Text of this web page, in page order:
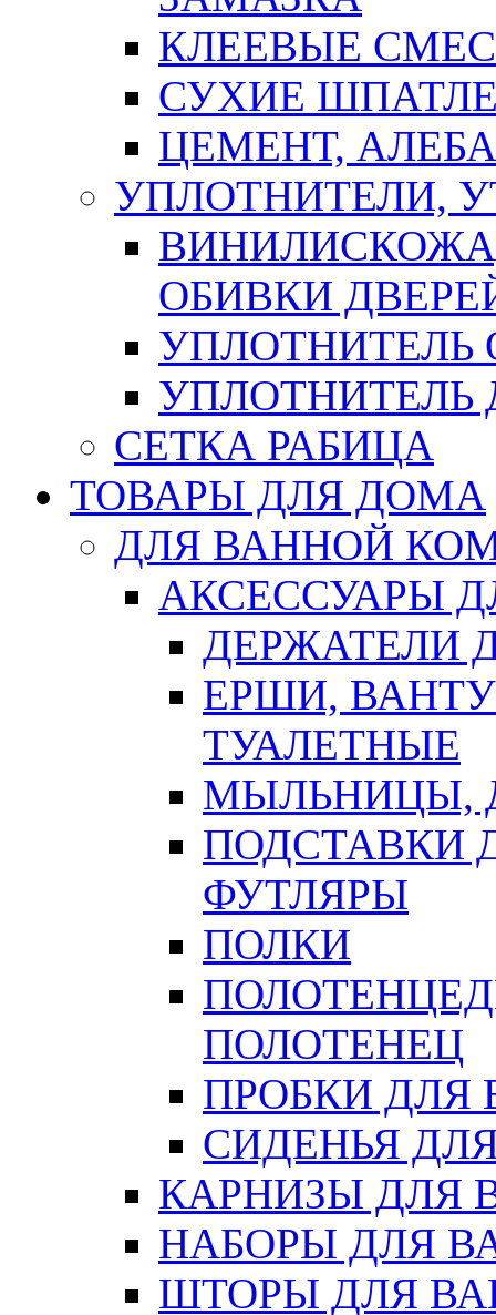
КЛЕЕВЫЕ
СУХИЕ
ЦЕМЕНТ,
УПЛОТНИТЕЛИ,
ОБИВКИ
УПЛОТНИТЕЛЬ
СЕТКА РАБИЦА
ТОВАРЫ ДЛЯ ДОМА
ДЛЯ ВАННОЙ
АКСЕССУАРЫ
ДЕРЖАТЕЛИ
ЕРШИ,
ТУАЛЕТНЫЕ
МЫЛЬНИЦЫ,
ПОДСТАВКИ
ФУТЛЯРЫ
ПОЛКИ
ПОЛОТЕНЕЦ
ПРОБКИ ДЛЯ
СИДЕНЬЯ
КАРНИЗЫ ДЛЯ
НАБОРЫ ДЛЯ
ШТОРЫ ДЛЯ